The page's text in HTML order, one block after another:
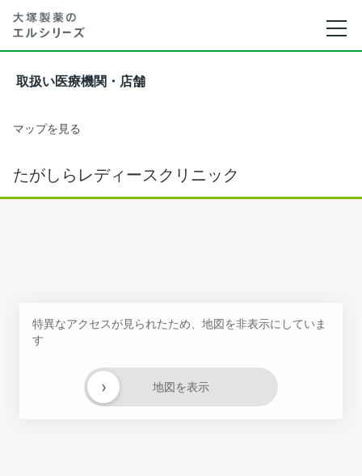
取扱い医療機関・店舗
マップを見る
たがしらレディースクリニック
特異なアクセスが見られたため、地図を非表示にしていま
す
地図を表示
›